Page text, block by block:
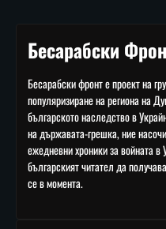
Бесарабски
Бесарабски фронт е проект на
популяризиране на региона на
българското наследство в
на държавата-грешка, ние
ежедневни хроники за войната
българският читател да
се в момента.